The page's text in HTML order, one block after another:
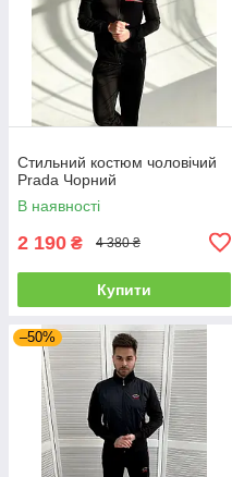
Стильний костюм чоловічий
Prada Чорний
В наявності
2 190 ₴ 4 380 ₴
Купити
–50%